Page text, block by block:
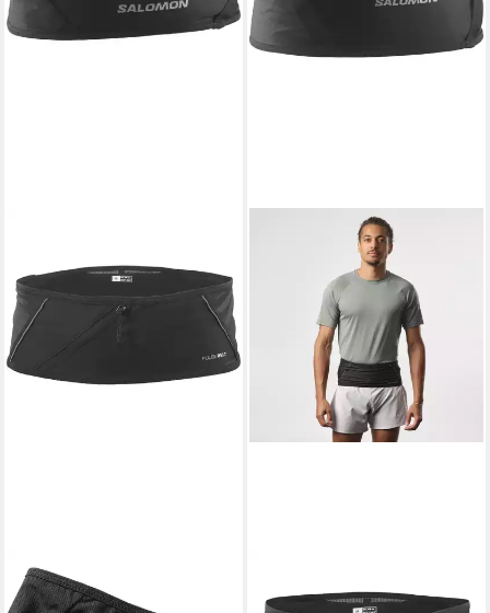
SALOMON
Laufgürtel PULSE
Laufgürtel HIGH PULSE